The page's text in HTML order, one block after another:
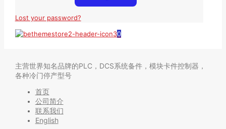
Lost your password?
0
主营世界知名品牌的PLC，DCS系统备件，模块卡件控制器，
各种冷门停产型号
首页
公司简介
联系我们
English